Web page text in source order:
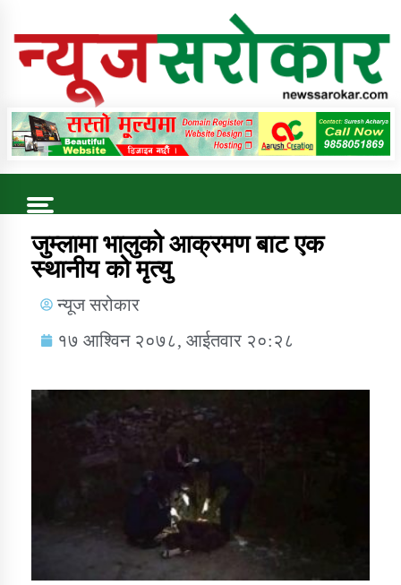
Online News Portal
Trending Now
कुषि बिकास कार्यालय जुम्ला सुचना सन्देश
डिभिजन कार्यालय जुम्लाको सुचना सन्देश
कर्णाली प्रविधि शिक्षालय जुम्लाको सुचना
जुम्लामा भालुको आक्रमण बाट एक
स्थानीय को मृत्यु
न्यूज सरोकार
१७ आश्विन २०७८, आईतवार २०:२८